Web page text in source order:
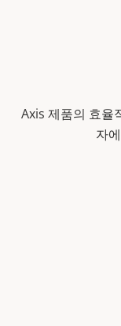
Axis 제품의 효율
자